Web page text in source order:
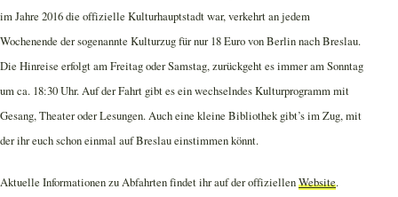
im Jahre 2016 die offizielle Kulturhauptstadt war, verkehrt an jedem
Wochenende der sogenannte Kulturzug für nur 18 Euro von Berlin nach Breslau.
Die Hinreise erfolgt am Freitag oder Samstag, zurückgeht es immer am Sonntag
um ca. 18:30 Uhr. Auf der Fahrt gibt es ein wechselndes Kulturprogramm mit
Gesang, Theater oder Lesungen. Auch eine kleine Bibliothek gibt’s im Zug, mit
der ihr euch schon einmal auf Breslau einstimmen könnt.
Aktuelle Informationen zu Abfahrten findet ihr auf der offiziellenWebsite.